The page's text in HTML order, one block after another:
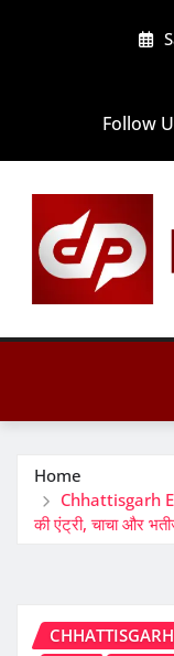
Follow
Home
Chhattisgarh
की एंट्री, चाचा और